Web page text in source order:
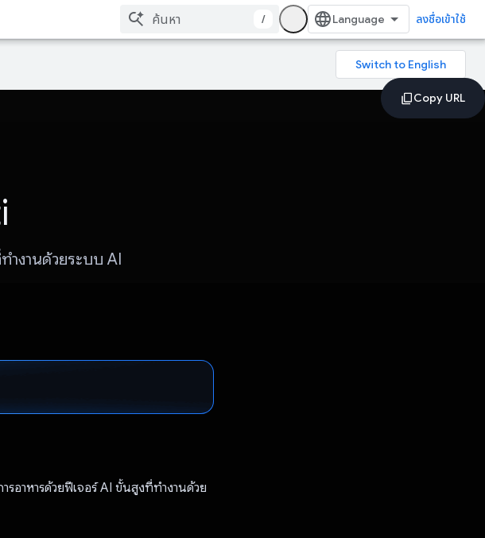
/ ลงชื่อเข้าใช้
ำงานด้วยระบบ AI
อาหารด้วยฟีเจอร์ AI ขั้นสูงที่ทำงานด้วย